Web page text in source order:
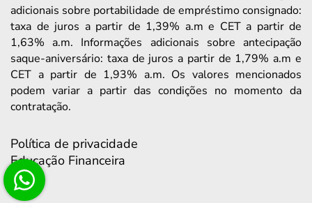
adicionais sobre portabilidade de empréstimo consignado:
taxa de juros a partir de 1,39% a.m e CET a partir de
1,63% a.m. Informações adicionais sobre antecipação
saque-aniversário: taxa de juros a partir de 1,79% a.m e
CET a partir de 1,93% a.m. Os valores mencionados
podem variar a partir das condições no momento da
contratação.
Política de privacidade
Educação Financeira